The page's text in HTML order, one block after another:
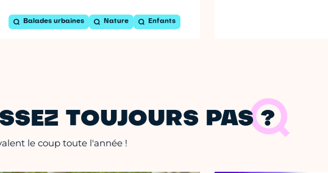
Balades urbaines Nature Enfants
TOUJOURS PAS ?
le coup toute l'année !